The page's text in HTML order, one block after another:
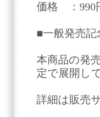
価格 ：990
■一般発売記
本商品の発
定で展開し
詳細は販売